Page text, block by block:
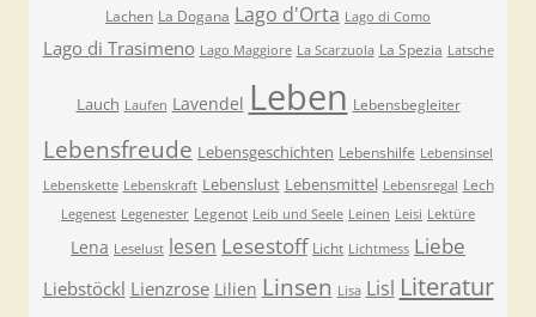
Lachen La Dogana Lago d'Orta Lago di Como
Lago di Trasimeno Lago Maggiore La Scarzuola La Spezia Latsche
Lauch Laufen Lavendel Leben Lebensbegleiter
Lebensfreude Lebensgeschichten Lebenshilfe Lebensinsel
Lebenskette Lebenskraft Lebenslust Lebensmittel Lebensregal Lech
Legenest Legenester Legenot Leib und Seele Leinen Leisi Lektüre
Lena Leselust lesen Lesestoff Licht Lichtmess Liebe
Liebstöckl Lienzrose Lilien Linsen Lisa Lisl Literatur